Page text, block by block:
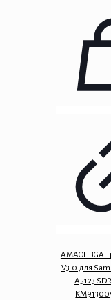
AMAOE BGA
V3.0 для
A5123